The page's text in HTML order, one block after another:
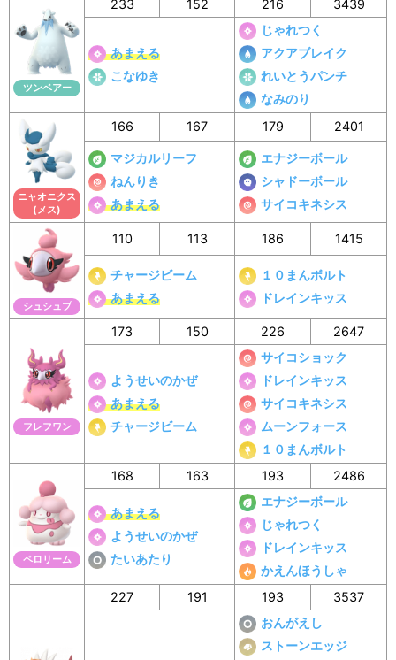
ツンベアー
233 152 216 3439
あまえる
こなゆき
じゃれつく
アクアブレイク
れいとうパンチ
なみのり
ニャオニクス
(メス)
166 167 179 2401
マジカルリーフ
ねんりき
あまえる
エナジーボール
シャドーボール
サイコキネシス
シュシュプ
110 113 186 1415
チャージビーム
あまえる
１０まんボルト
ドレインキッス
フレフワン
173 150 226 2647
ようせいのかぜ
あまえる
チャージビーム
サイコショック
ドレインキッス
サイコキネシス
ムーンフォース
１０まんボルト
ペロリーム
168 163 193 2486
あまえる
ようせいのかぜ
たいあたり
エナジーボール
じゃれつく
ドレインキッス
かえんほうしゃ
227
191 193
3537
おんがえし
ストーンエッジ